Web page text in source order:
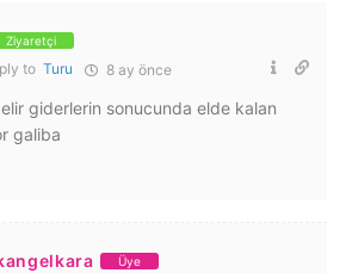
Ziyaretçi
to Turu 8 ay önce
giderlerin sonucunda elde kalan
galiba
Üye